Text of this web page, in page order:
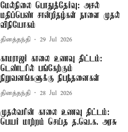
மேல்நிலை பொதுத்தேர்வு: அசல்
மதிப்பெண் சான்றிதழ்கள் நாளை முதல்
விநியோகம்
தினத்தந்தி 29 Jul 2026
காமராஜர் காலை உணவு திட்டம்:
டெண்டரில் பங்கேற்கும்
நிறுவனங்களுக்கு நிபந்தனைகள்
தினத்தந்தி 28 Jul 2026
முதல்வரின் காலை உணவு திட்டம்:
பெயர் மாற்றம் செய்த த.வெ.க. அரசு